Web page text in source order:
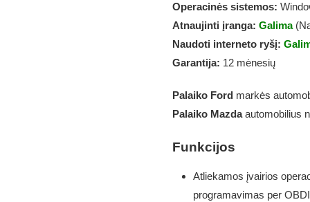
Operacinės sistemos:
Atnaujinti įranga: Galima
Naudoti interneto ryšį:
Garantija: 12 mėnesių
Palaiko Ford markės
Palaiko Mazdaautomobilius
Funkcijos
Atliekamos įvairios
programavimas per